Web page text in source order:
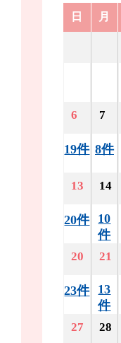
日 月
6
19件
7
8件
13
20件
14
10
件
20
23件
21
13
件
27 28